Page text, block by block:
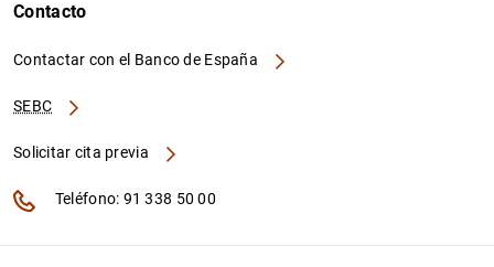
Contacto
Contactar con el Banco de España
SEBC
Solicitar cita previa
Teléfono: 91 338 50 00